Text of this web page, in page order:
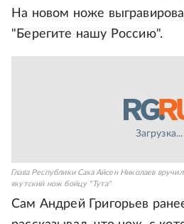
На новом ноже
"Берегите нашу Россию".
Загрузка...
Глава Республики Саха Айсен Николаев вручил
якутский нож бойцу "Тута"
Сам Андрей Григорьев